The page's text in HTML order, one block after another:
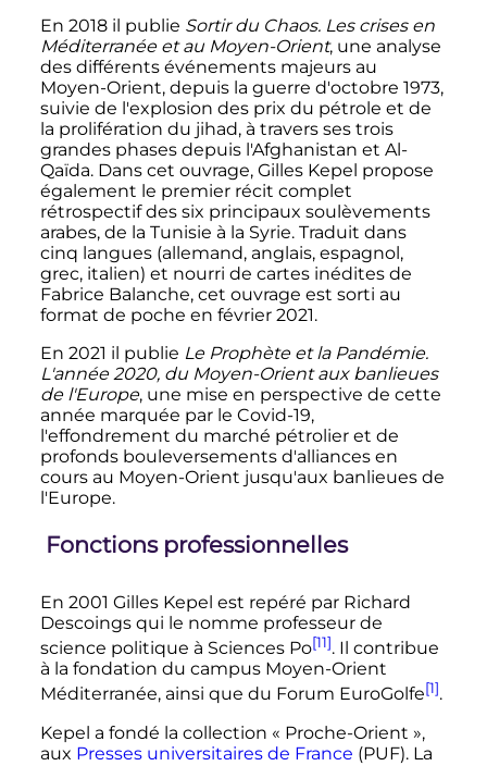
En 2018 il publie Sortir du Chaos. Les crises en
Méditerranée et au Moyen-Orient, une analyse
des différents événements majeurs au
Moyen-Orient, depuis la guerre d'octobre 1973,
suivie de l'explosion des prix du pétrole et de
la prolifération du jihad, à travers ses trois
grandes phases depuis l'Afghanistan et Al-
Qaïda. Dans cet ouvrage, Gilles Kepel propose
également le premier récit complet
rétrospectif des six principaux soulèvements
arabes, de la Tunisie à la Syrie. Traduit dans
cinq langues (allemand, anglais, espagnol,
grec, italien) et nourri de cartes inédites de
Fabrice Balanche, cet ouvrage est sorti au
format de poche en février 2021.
En 2021 il publie Le Prophète et la Pandémie.
L'année 2020, du Moyen-Orient aux banlieues
de l'Europe, une mise en perspective de cette
année marquée par le Covid-19,
l'effondrement du marché pétrolier et de
profonds bouleversements d'alliances en
cours au Moyen-Orient jusqu'aux banlieues de
l'Europe.
Fonctions professionnelles
En 2001 Gilles Kepel est repéré par Richard
Descoings qui le nomme professeur de
science politique à Sciences Po[11]. Il contribue
à la fondation du campus Moyen-Orient
Méditerranée, ainsi que du Forum EuroGolfe[1].
Kepel a fondé la collection « Proche-Orient »,
aux Presses universitaires de France (PUF). La